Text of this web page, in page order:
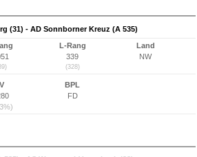
(31) - AD Sonnborner Kreuz (A 535)
L-Rang
339
(328)
Land
NW
BPL
FD